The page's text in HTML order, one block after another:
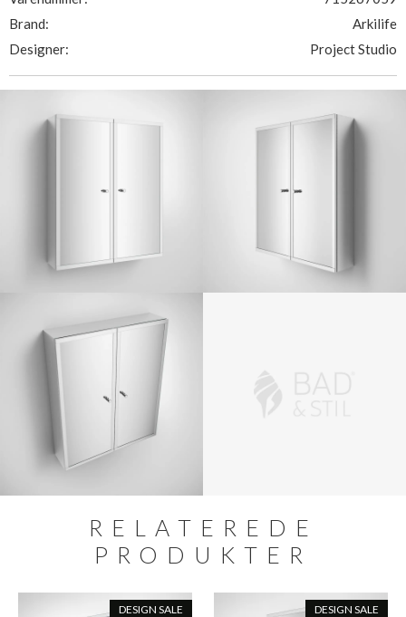
Brand:
Arkilife
Designer:
Project Studio
RELATEREDE
PRODUKTER
DESIGN SALE DESIGN SALE